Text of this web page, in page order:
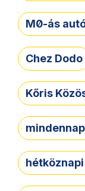
M0-ás
Chez Dodo
Kőris